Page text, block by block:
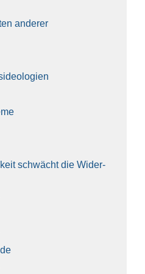
ande­rer
schwächt die Wider­